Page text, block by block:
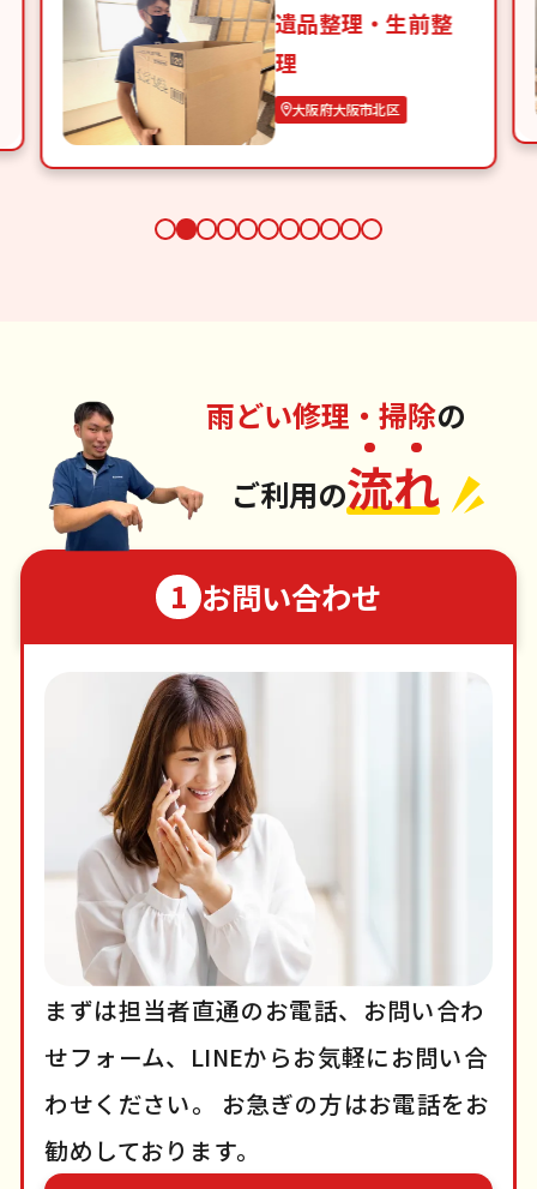
遺品整理・生前整
理
大阪府大阪市北区
雨どい修理・掃除の
ご利用の流れ
1 お問い合わせ
まずは担当者直通のお電話、お問い合わ
せフォーム、LINEからお気軽にお問い合
わせください。
お急ぎの方はお電話をお
勧めしております。